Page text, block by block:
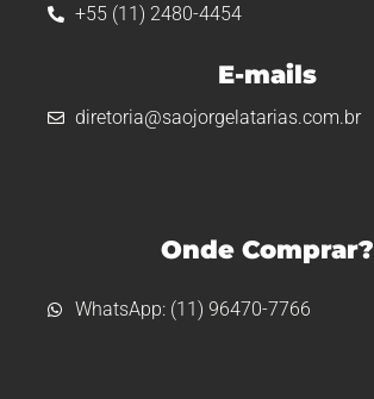
+55 (11) 2480-4454
E-mails
diretoria@saojorgelatarias.com.br
Onde Comprar?
WhatsApp: (11) 96470-7766